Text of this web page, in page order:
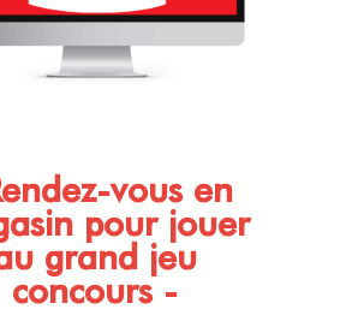
vous en
pour jouer
grand jeu
concours -